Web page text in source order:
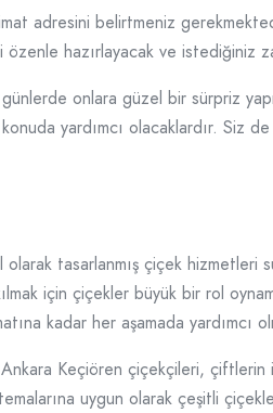
adresini belirtmeniz
özenle hazırlayacak ve
onlara güzel bir sürpriz
yardımcı olacaklardır. Siz
tasarlanmış çiçek hizmetleri
için çiçekler büyük bir rol
kadar her aşamada yardımcı
Keçiören çiçekçileri,
uygun olarak çeşitli